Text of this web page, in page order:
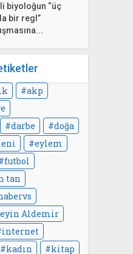
biyoloğun “üç
bir regl”
akp
darbe
doğa
eylem
futbol
tan
Aldemir
internet
kadın
kitap